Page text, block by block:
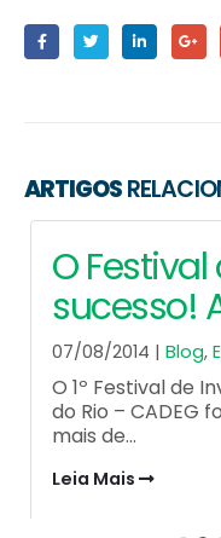
ARTIGOS
O
sucesso!
07/08/2014 | Blog,
O 1º Festival de
do Rio – CADEG
mais de...
Leia Mais